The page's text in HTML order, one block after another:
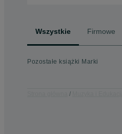
Wszystkie Firmowe
Pozostałe książki Marki